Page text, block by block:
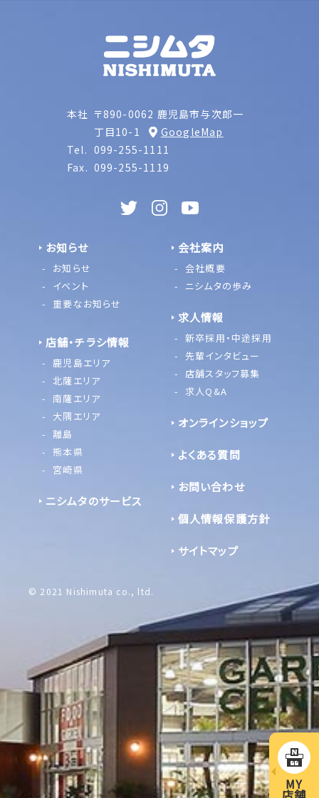
本社 〒890-0062 鹿児島市与次郎一
丁目10-1
GoogleMap
Tel. 099-255-1111
Fax. 099-255-1119
お知らせ
お知らせ
イベント
重要なお知らせ
店舗・チラシ情報
鹿児島エリア
北薩エリア
南薩エリア
大隅エリア
離島
熊本県
宮崎県
ニシムタのサービス
会社案内
会社概要
ニシムタの歩み
求人情報
新卒採用・中途採用
先輩インタビュー
店舗スタッフ募集
求人Q&A
オンラインショップ
よくある質問
お問い合わせ
個人情報保護方針
サイトマップ
© 2021 Nishimuta co., ltd.
MY